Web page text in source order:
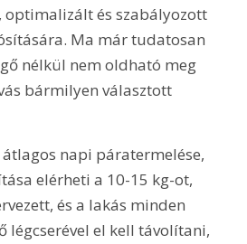
optimalizált és szabályozott
Ma már tudatosan
nélkül nem oldható meg
bármilyen választott
napi páratermelése,
elérheti a 10-15 kg-ot,
és a lakás minden
légcserével el kell távolítani,